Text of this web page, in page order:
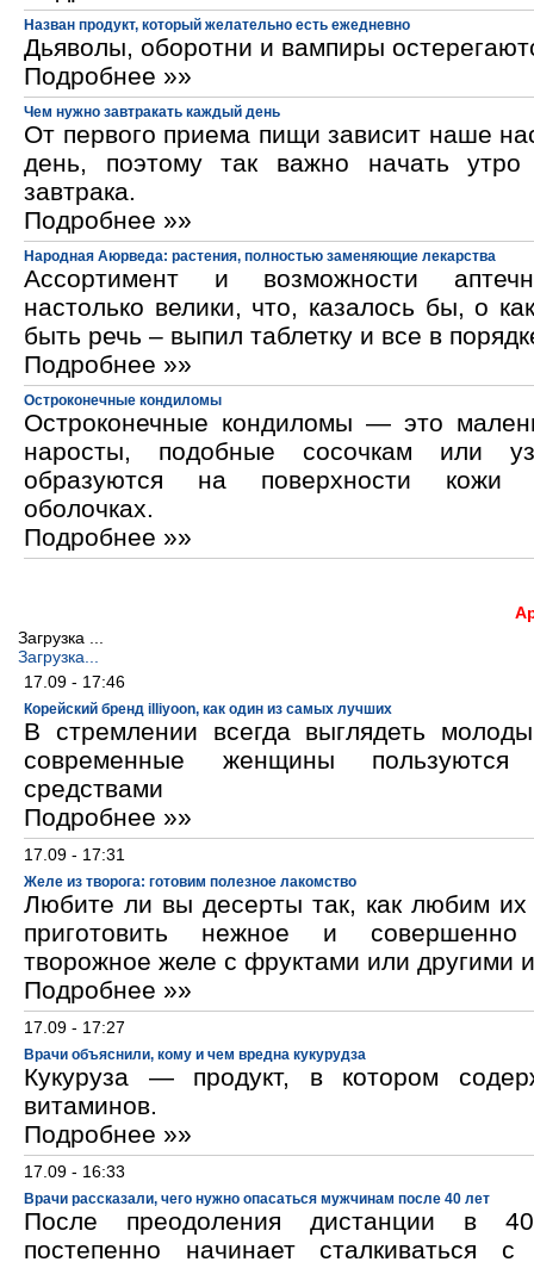
Назван продукт, который желательно есть ежедневно
Дьяволы, оборотни и вампиры
Подробнее »»
Чем нужно завтракать каждый день
От первого приема пищи зависит наше
день, поэтому так важно начать утро
завтрака.
Подробнее »»
Народная Аюрведа: растения, полностью заменяющие лекарства
Ассортимент и возможности
настолько велики, что, казалось бы, о
быть речь – выпил таблетку и все в
Подробнее »»
Остроконечные кондиломы
Остроконечные кондиломы — это
наросты, подобные сосочкам или
образуются на поверхности кожи
оболочках.
Подробнее »»
Загрузка ...
Загрузка...
17.09 - 17:46
Корейский бренд illiyoon, как один из самых лучших
В стремлении всегда выглядеть
современные женщины пользуются
средствами
Подробнее »»
17.09 - 17:31
Желе из творога: готовим полезное лакомство
Любите ли вы десерты так, как любим
приготовить нежное и
творожное желе с фруктами или другими
Подробнее »»
17.09 - 17:27
Врачи объяснили, кому и чем вредна кукурудза
Кукуруза — продукт, в котором
витаминов.
Подробнее »»
17.09 - 16:33
Врачи рассказали, чего нужно опасаться мужчинам после 40 лет
После преодоления дистанции в
постепенно начинает сталкиваться